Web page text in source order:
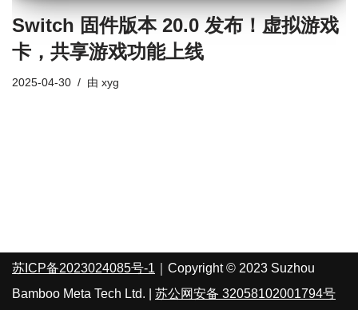
Switch 固件版本 20.0 发布！虚拟游戏
卡，共享游戏功能上线
2025-04-30 由 xyg
苏ICP备2023024085号-1 ｜Copyright © 2023 Suzhou
Bamboo Meta Tech Ltd. | 苏公网安备 32058102001794号